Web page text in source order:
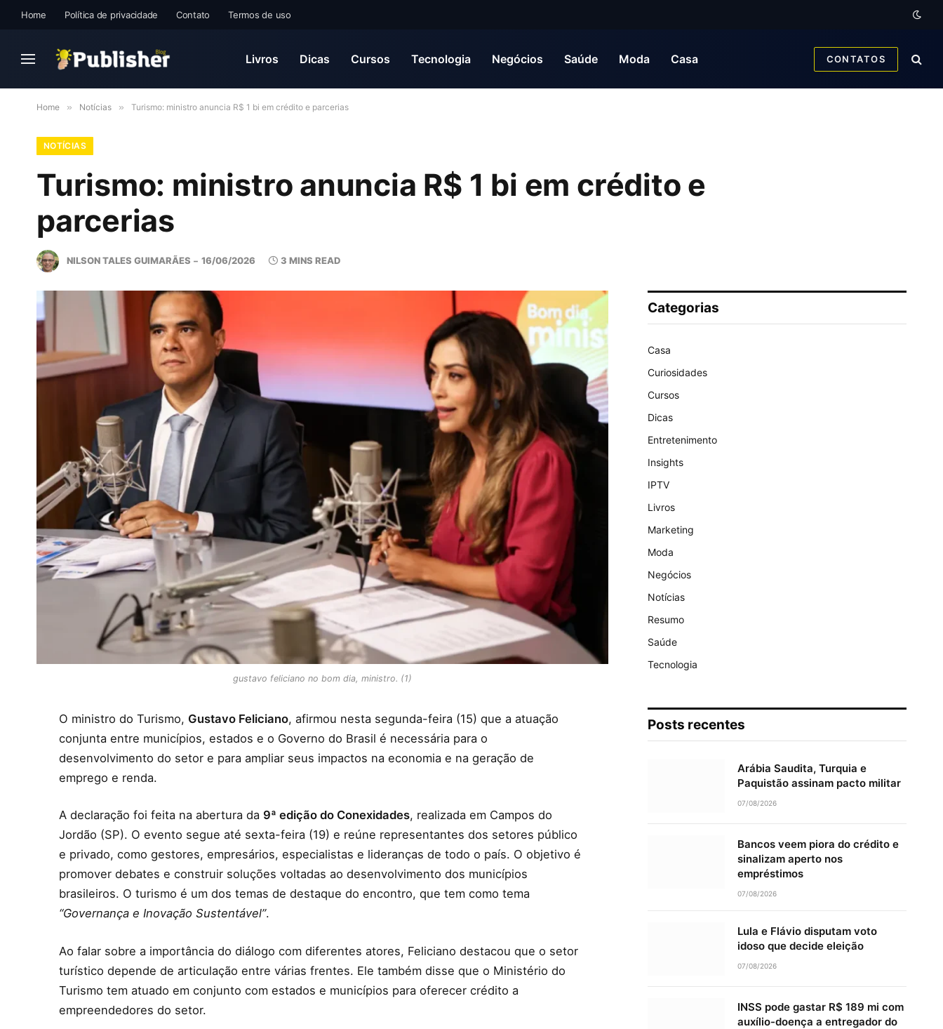
Home Política de privacidade Contato Termos de uso
Livros Dicas Cursos Tecnologia Negócios Saúde Moda Casa CONTATOS
Home » Notícias » Turismo: ministro anuncia R$ 1 bi em crédito e parcerias
NOTÍCIAS
Turismo: ministro anuncia R$ 1 bi em crédito e
parcerias
NILSON TALES GUIMARÃES 16/06/2026 3 MINS READ
gustavo feliciano no bom dia, ministro. (1)
O ministro do Turismo, Gustavo Feliciano, afirmou nesta segunda-feira (15) que a atuação
conjunta entre municípios, estados e o Governo do Brasil é necessária para o
desenvolvimento do setor e para ampliar seus impactos na economia e na geração de
emprego e renda.
A declaração foi feita na abertura da 9ª edição do Conexidades, realizada em Campos do
Jordão (SP). O evento segue até sexta-feira (19) e reúne representantes dos setores público
e privado, como gestores, empresários, especialistas e lideranças de todo o país. O objetivo é
promover debates e construir soluções voltadas ao desenvolvimento dos municípios
brasileiros. O turismo é um dos temas de destaque do encontro, que tem como tema
“Governança e Inovação Sustentável”.
Ao falar sobre a importância do diálogo com diferentes atores, Feliciano destacou que o setor
turístico depende de articulação entre várias frentes. Ele também disse que o Ministério do
Turismo tem atuado em conjunto com estados e municípios para oferecer crédito a
empreendedores do setor.
Categorias
Casa
Curiosidades
Cursos
Dicas
Entretenimento
Insights
IPTV
Livros
Marketing
Moda
Negócios
Notícias
Resumo
Saúde
Tecnologia
Posts recentes
Arábia Saudita, Turquia e
Paquistão assinam pacto militar
07/08/2026
Bancos veem piora do crédito e
sinalizam aperto nos
empréstimos
07/08/2026
Lula e Flávio disputam voto
idoso que decide eleição
07/08/2026
INSS pode gastar R$ 189 mi com
auxílio-doença a entregador do